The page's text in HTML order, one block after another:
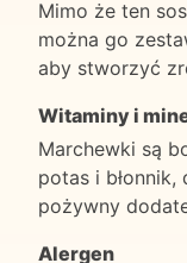
Mimo że ten
można go
aby stworzyć
Witaminy i
Marchewki są
potas i
pożywny
Alergen